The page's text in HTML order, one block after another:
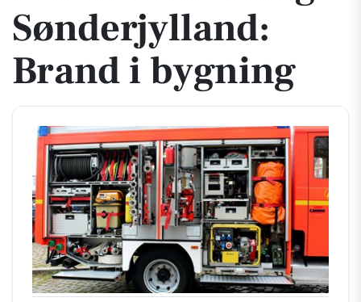
Sønderjylland:
Brand i bygning